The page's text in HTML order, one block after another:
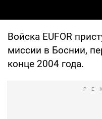
Войска EUFOR
миссии в Боснии,
конце 2004 года.